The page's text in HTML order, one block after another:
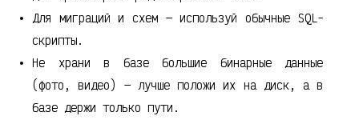
Для миграций и схем — используй обычные SQL-
скрипты.
Не храни в базе большие бинарные данные
(фото, видео) — лучше положи их на диск, а в
базе держи только пути.